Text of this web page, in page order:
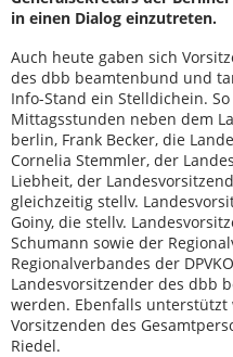
in einen Dialog einzutreten.
Auch heute gaben sich
des dbb beamtenbund und
Info-Stand ein Stelldichein.
Mittagsstunden neben dem
berlin, Frank Becker, die
Cornelia Stemmler, der
Liebheit, der
gleichzeitig stellv.
Goiny, die stellv.
Schumann sowie der
Regionalverbandes der
Landesvorsitzender des dbb
werden. Ebenfalls
Vorsitzenden des
Riedel.